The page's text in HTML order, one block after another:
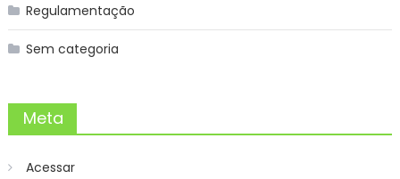
Regulamentação
Sem categoria
Meta
Acessar